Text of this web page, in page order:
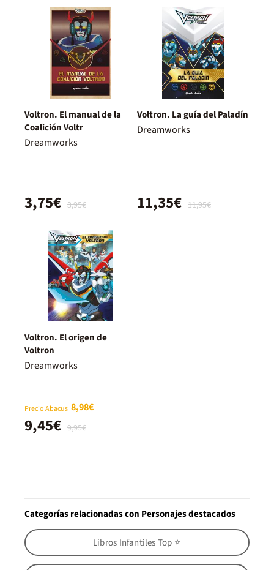
Voltron. El manual de la
Coalición Voltr
Dreamworks
3,95€
3,75€
Voltron. La guía del Paladín
Dreamworks
11,95€
11,35€
Voltron. El origen de
Voltron
Dreamworks
Precio Abacus 8,98€
9,95€
9,45€
Categorías relacionadas con Personajes destacados
Libros Infantiles Top ⭐